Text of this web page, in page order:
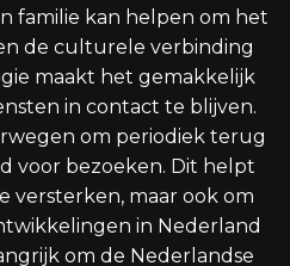
familie kan helpen om het
de culturele verbinding
maakt het gemakkelijk
in contact te blijven.
om periodiek terug
voor bezoeken. Dit helpt
versterken, maar ook om
in Nederland
om de Nederlandse